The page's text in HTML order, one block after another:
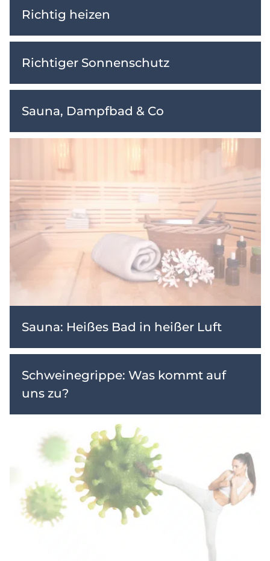
Richtig heizen
Richtiger Sonnenschutz
Sauna, Dampfbad & Co
Sauna: Heißes Bad in heißer Luft
Schweinegrippe: Was kommt auf
uns zu?